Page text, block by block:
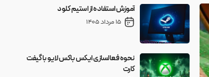
آموزش استفاده از استیم کلود
15 مرداد 1405
نحوه فعالسازی ایکس باکس لایو با گیفت
کارت